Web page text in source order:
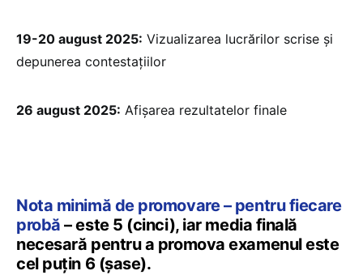
19-20 august 2025: Vizualizarea lucrărilor scrise și
depunerea contestațiilor
26 august 2025: Afișarea rezultatelor finale
Nota minimă de promovare – pentru fiecare
probă – este 5 (cinci), iar media finală
necesară pentru a promova examenul este
cel puțin 6 (șase).